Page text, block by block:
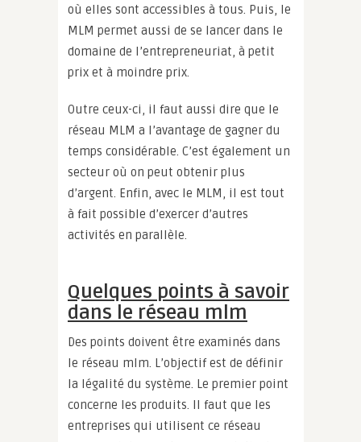
où elles sont accessibles à tous. Puis, le
MLM permet aussi de se lancer dans le
domaine de l’entrepreneuriat, à petit
prix et à moindre prix.
Outre ceux-ci, il faut aussi dire que le
réseau MLM a l’avantage de gagner du
temps considérable. C’est également un
secteur où on peut obtenir plus
d’argent. Enfin, avec le MLM, il est tout
à fait possible d’exercer d’autres
activités en parallèle.
Quelques points à savoir
dans le réseau mlm
Des points doivent être examinés dans
le réseau mlm. L’objectif est de définir
la légalité du système. Le premier point
concerne les produits. Il faut que les
entreprises qui utilisent ce réseau